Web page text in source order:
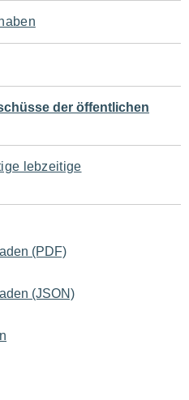
der öffentlichen
lebzeitige
(PDF)
(JSON)